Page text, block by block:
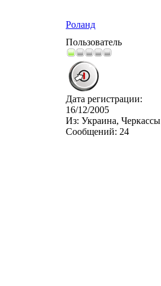
Роланд
Пользователь
Дата регистрации:
16/12/2005
Из: Украина, Черкассы
Сообщений: 24